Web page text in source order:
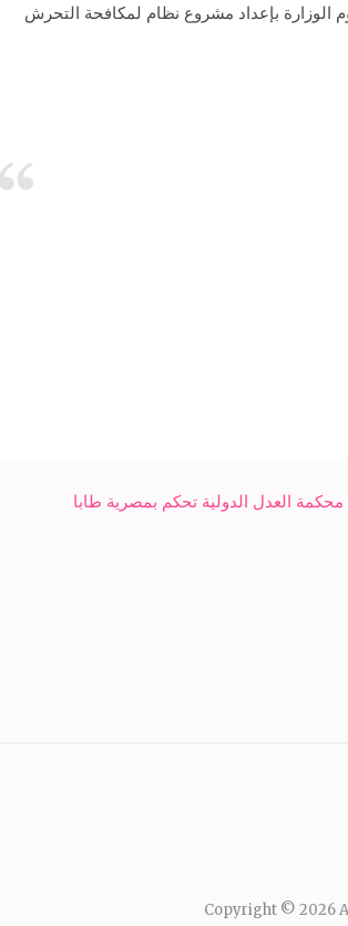
الوزارة بإعداد مشروع نظام لمكافحة التحرش
Copyright © 2026